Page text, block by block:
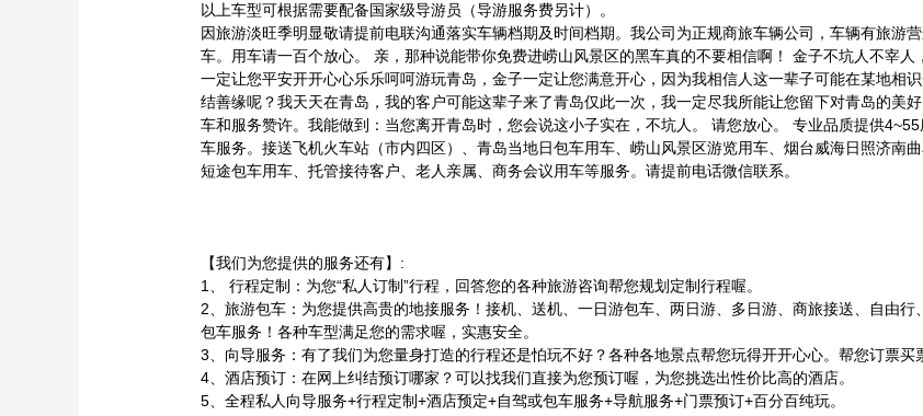
以上车型可根据需要配备国家级导游员（导游服务费另计）。
因旅游淡旺季明显敬请提前电联沟通落实车辆档期及时间档期。我公司为正规商旅车辆公司，车辆有旅游
车。用车请一百个放心。 亲，那种说能带你免费进崂山风景区的黑车真的不要相信啊！ 金子不坑人不宰人
一定让您平安开开心心乐乐呵呵游玩青岛，金子一定让您满意开心，因为我相信人这一辈子可能在某地相
结善缘呢？我天天在青岛，我的客户可能这辈子来了青岛仅此一次，我一定尽我所能让您留下对青岛的美
车和服务赞许。我能做到：当您离开青岛时，您会说这小子实在，不坑人。 请您放心。 专业品质提供4~55
车服务。接送飞机火车站（市内四区）、青岛当地日包车用车、崂山风景区游览用车、烟台威海日照济南
短途包车用车、托管接待客户、老人亲属、商务会议用车等服务。请提前电话微信联系。
【我们为您提供的服务还有】:
1、 行程定制：为您“私人订制”行程，回答您的各种旅游咨询帮您规划定制行程喔。
2、旅游包车：为您提供高贵的地接服务！接机、送机、一日游包车、两日游、多日游、商旅接送、自由行
包车服务！各种车型满足您的需求喔，实惠安全。
3、向导服务：有了我们为您量身打造的行程还是怕玩不好？各种各地景点帮您玩得开开心心。帮您订票买
4、酒店预订：在网上纠结预订哪家？可以找我们直接为您预订喔，为您挑选出性价比高的酒店。
5、全程私人向导服务+行程定制+酒店预定+自驾或包车服务+导航服务+门票预订+百分百纯玩。